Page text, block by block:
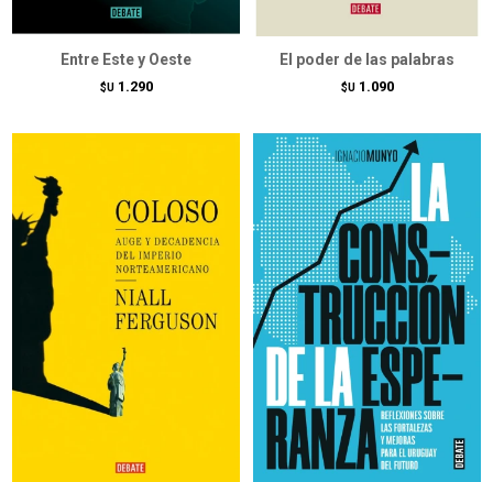
Entre Este y Oeste
$U 1.290
El poder de las palabras
$U 1.090